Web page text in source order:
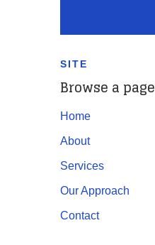
SITE
Browse a page
Home
About
Services
Our Approach
Contact